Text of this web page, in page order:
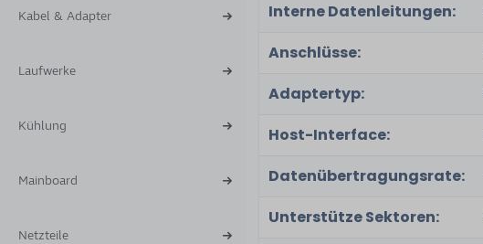
Kabel & Adapter
Laufwerke
Kühlung
Mainboard
Netzteile
Interne Datenleitungen:
Anschlüsse:
Adaptertyp:
Host-Interface:
Datenübertragungsrate:
Unterstütze Sektoren: